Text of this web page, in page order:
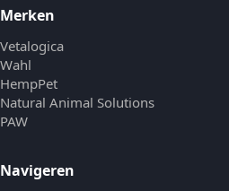
Merken
Vetalogica
Wahl
HempPet
Natural Animal Solutions
PAW
Navigeren